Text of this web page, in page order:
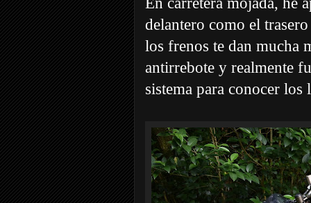
delantero como el
los frenos te dan mucha
antirrebote y realmente
sistema para conocer